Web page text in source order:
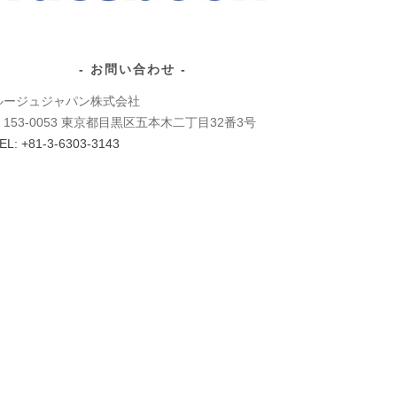
お問い合わせ
ージュジャパン株式会社
153-0053 東京都目黒区五本木二丁目32番3号
+81-3-6303-3143